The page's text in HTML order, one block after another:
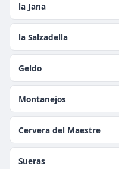
la Jana
la Salzadella
Geldo
Montanejos
Cervera del Maestre
Sueras